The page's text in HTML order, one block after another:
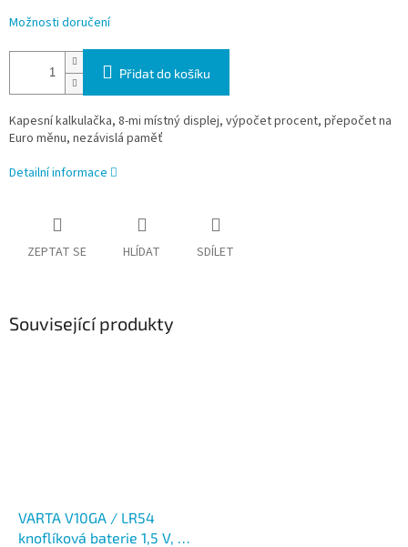
Možnosti doručení
Přidat do košíku
Kapesní kalkulačka, 8-mi místný displej, výpočet procent, přepočet na
Euro měnu, nezávislá paměť
Detailní informace
ZEPTAT SE HLÍDAT SDÍLET
Související produkty
VARTA V10GA / LR54
knoflíková baterie 1,5 V, 70